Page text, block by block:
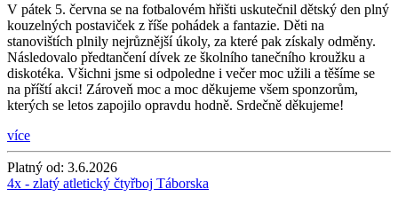
V pátek 5. června se na fotbalovém hřišti uskutečnil dětský den plný
kouzelných postaviček z říše pohádek a fantazie. Děti na
stanovištích plnily nejrůznější úkoly, za které pak získaly odměny.
Následovalo předtančení dívek ze školního tanečního kroužku a
diskotéka. Všichni jsme si odpoledne i večer moc užili a těšíme se
na příští akci! Zároveň moc a moc děkujeme všem sponzorům,
kterých se letos zapojilo opravdu hodně. Srdečně děkujeme!
více
Platný od: 3.6.2026
4x - zlatý atletický čtyřboj Táborska